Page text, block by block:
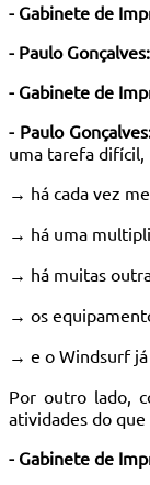
- Gabinete de
- Paulo Gonçalves:
- Gabinete de
- Paulo
uma tarefa difícil,
→ há cada vez
→ há uma
→ há muitas
→ os
→ e o Windsurf
Por outro lado,
atividades do
- Gabinete de